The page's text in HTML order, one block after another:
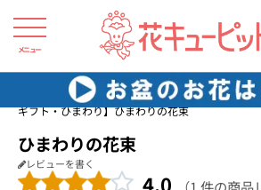
メニュー
花キューピット 誕生日フラワーギフト・ひま
ギフト・ひまわり】ひまわりの花束
ひまわりの花束
レビューを書く
4.0